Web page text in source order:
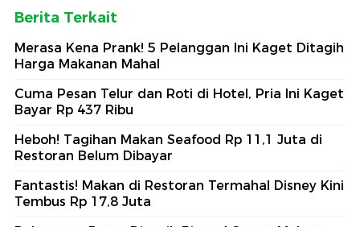
Berita Terkait
Merasa Kena Prank! 5 Pelanggan Ini Kaget Ditagih
Harga Makanan Mahal
Cuma Pesan Telur dan Roti di Hotel, Pria Ini Kaget
Bayar Rp 437 Ribu
Heboh! Tagihan Makan Seafood Rp 11,1 Juta di
Restoran Belum Dibayar
Fantastis! Makan di Restoran Termahal Disney Kini
Tembus Rp 17,8 Juta